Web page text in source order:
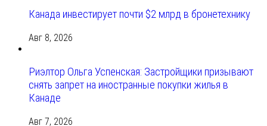
Канада инвестирует почти $2 млрд в бронетехнику
Авг 8, 2026
Риэлтор Ольга Успенская: Застройщики призывают
снять запрет на иностранные покупки жилья в
Канаде
Авг 7, 2026